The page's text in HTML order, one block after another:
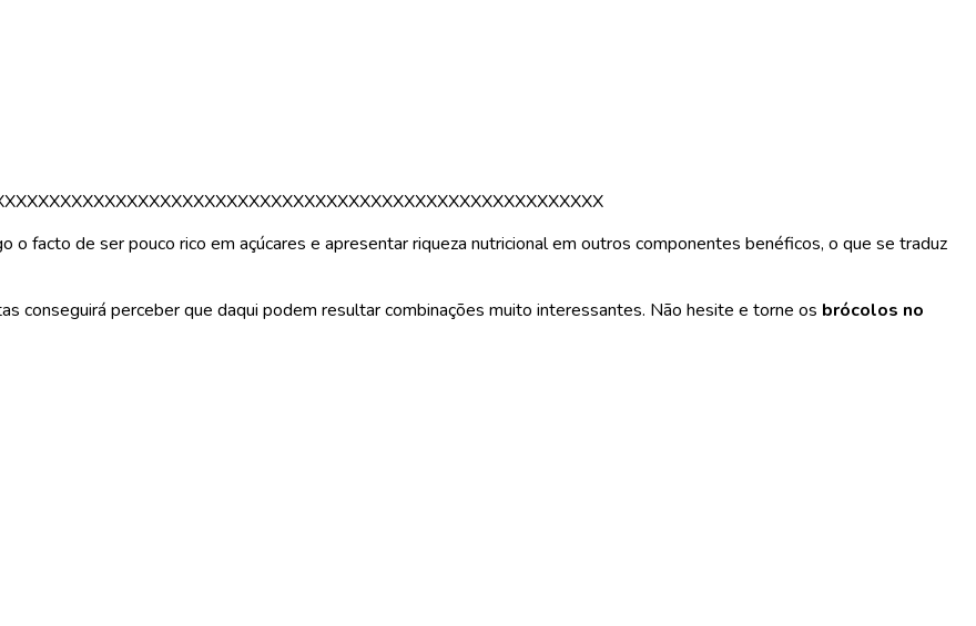
facto de ser pouco rico em açúcares e apresentar riqueza nutricional em outros componentes benéficos, o que se traduz
conseguirá perceber que daqui podem resultar combinações muito interessantes. Não hesite e torne os brócolos no